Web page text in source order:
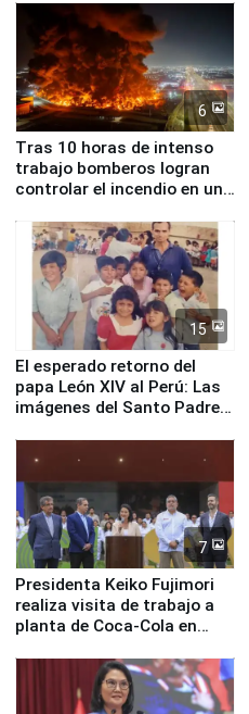
6
Tras 10 horas de intenso
trabajo bomberos logran
controlar el incendio en una
de Chile
15
El esperado retorno del
papa León XIV al Perú: Las
imágenes del Santo Padre
7
Presidenta Keiko Fujimori
realiza visita de trabajo a
planta de Coca-Cola en